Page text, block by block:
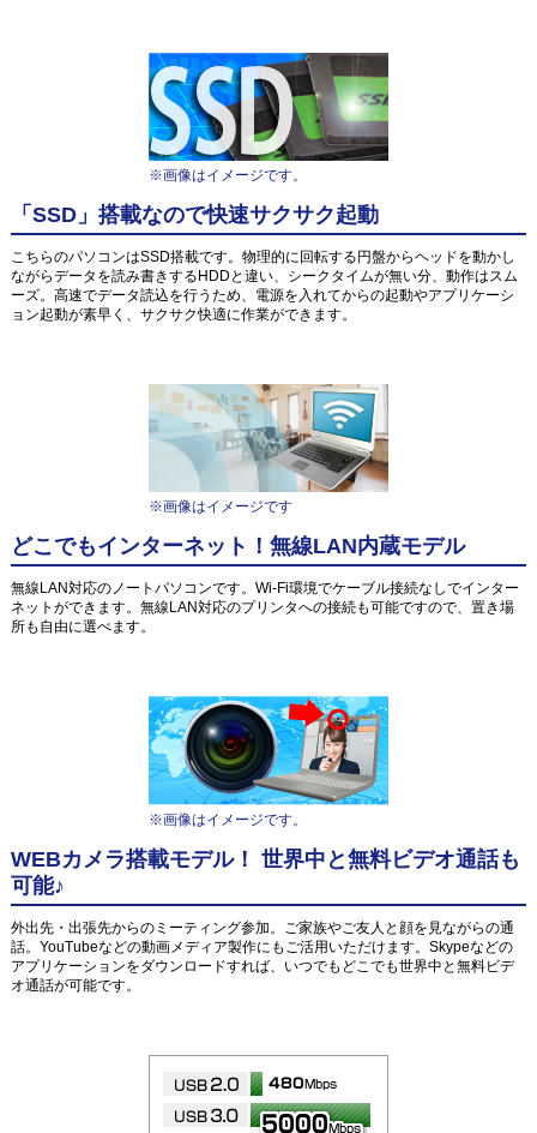
※画像はイメージです。
「SSD」搭載なので快速サクサク起動
こちらのパソコンはSSD搭載です。物理的に回転する円盤からヘッドを動かし
ながらデータを読み書きするHDDと違い、シークタイムが無い分、動作はスム
ーズ。高速でデータ読込を行うため、電源を入れてからの起動やアプリケーシ
ョン起動が素早く、サクサク快適に作業ができます。
※画像はイメージです
どこでもインターネット！無線LAN内蔵モデル
無線LAN対応のノートパソコンです。Wi-Fi環境でケーブル接続なしでインター
ネットができます。無線LAN対応のプリンタへの接続も可能ですので、置き場
所も自由に選べます。
※画像はイメージです。
WEBカメラ搭載モデル！ 世界中と無料ビデオ通話も
可能♪
外出先・出張先からのミーティング参加。ご家族やご友人と顔を見ながらの通
話。YouTubeなどの動画メディア製作にもご活用いただけます。Skypeなどの
アプリケーションをダウンロードすれば、いつでもどこでも世界中と無料ビデ
オ通話が可能です。